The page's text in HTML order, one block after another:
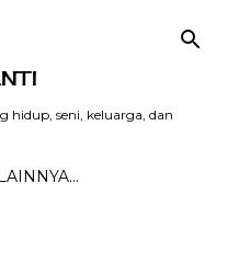
hidup, seni, keluarga, dan